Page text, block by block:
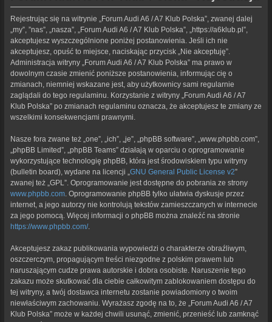
Rejestrując się na witrynie „Forum Audi A6 / A7 Klub Polska”, zwanej dalej
„my”, ”nas”, „nasza”, „Forum Audi A6 / A7 Klub Polska”, „https://a6klub.pl”,
akceptujesz wyszczególnione poniżej postanowienia. Jeśli ich nie
akceptujesz, opuść to miejsce, naciskając przycisk „Nie akceptuję”.
Administracja witryny „Forum Audi A6 / A7 Klub Polska” ma prawo w
dowolnym czasie zmienić poniższe postanowienia, informując cię o
zmianach, niemniej wskazane jest, aby użytkownicy sami regularnie
zaglądali do tego regulaminu. Korzystanie z witryny „Forum Audi A6 / A7
Klub Polska” po zmianach regulaminu oznacza, że akceptujesz te zmiany ze
wszelkimi konsekwencjami prawnymi.
Nasze fora zwane też „one”, „ich”, „je”, „phpBB software”, „www.phpbb.com”,
„phpBB Limited”, „phpBB Teams” działają w oparciu o oprogramowanie
wykorzystujące technologię phpBB, która jest środowiskiem typu witryny
(bulletin board), wydane na licencji „ GNU General Public License v2”
zwanej też „GPL”. Oprogramowanie jest dostępne do pobrania ze strony
www.phpbb.com . Oprogramowanie phpBB tylko ułatwia dyskusje przez
internet, a jego autorzy nie kontrolują tekstów zamieszczanych w internecie
za jego pomocą. Więcej informacji o phpBB można znaleźć na stronie
https://www.phpbb.com/.
Akceptujesz zakaz publikowania wypowiedzi o charakterze obraźliwym,
oszczerczym, propagującym treści niezgodne z polskim prawem lub
naruszającym cudze prawa autorskie i dobra osobiste. Naruszenie tego
zakazu może skutkować dla ciebie całkowitym zablokowaniem dostępu do
tej witryny, a twój dostawca internetu zostanie powiadomiony o twoim
niewłaściwym zachowaniu. Wyrażasz zgodę na to, że „Forum Audi A6 / A7
Klub Polska” może w każdej chwili usunąć, zmienić, przenieść lub zamknąć